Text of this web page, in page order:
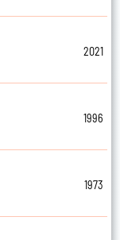
2021
1996
1973